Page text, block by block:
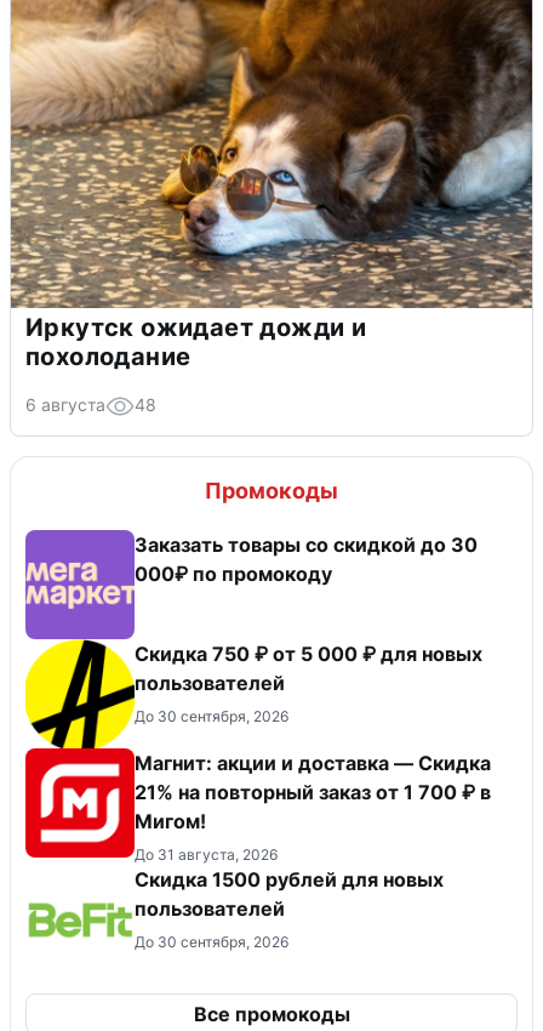
Иркутск ожидает дожди и
похолодание
6 августа 48
Промокоды
Заказать товары со скидкой до 30
000₽ по промокоду
Скидка 750 ₽ от 5 000 ₽ для новых
пользователей
До 30 сентября, 2026
Магнит: акции и доставка — Скидка
21% на повторный заказ от 1 700 ₽ в
Мигом!
До 31 августа, 2026
Скидка 1500 рублей для новых
пользователей
До 30 сентября, 2026
Все промокоды